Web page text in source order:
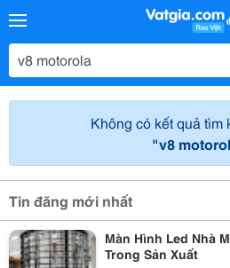
Không có kết quả tìm
"v8
Tin đăng mới nhất
Màn Hình Led Nhà
Trong Sản Xuất